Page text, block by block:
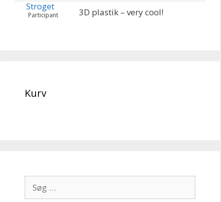
Stroget
Participant 3D plastik – very cool!
Kurv
efter: